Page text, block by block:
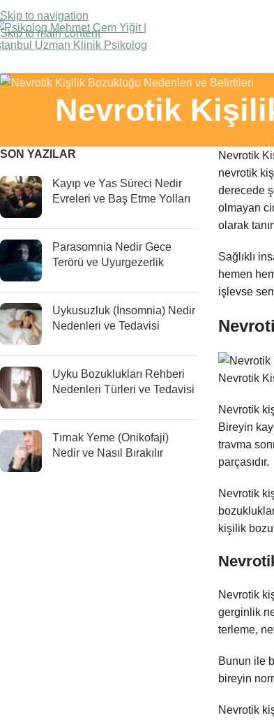
Skip to navigation
Skip to main content
Nevrotik
SON YAZILAR
Kayıp ve Yas Süreci Nedir
Evreleri ve Baş Etme Yolları
Parasomnia Nedir Gece
Terörü ve Uyurgezerlik
Uykusuzluk (İnsomnia) Nedir
Nedenleri ve Tedavisi
Uyku Bozuklukları Rehberi
Nedenleri Türleri ve Tedavisi
Tırnak Yeme (Onikofaji)
Nedir ve Nasıl Bırakılır
Nevrotik
nevrotik
derecede
olmayan
olarak
Sağlıklı
hemen
işlevse
Nevrotik
Nevrotik
Bireyin
travma
parçasıdır.
Nevrotik
kişilik
Nevrotik
gerginlik
terleme,
Bunun ile
bireyin
Nevrotik